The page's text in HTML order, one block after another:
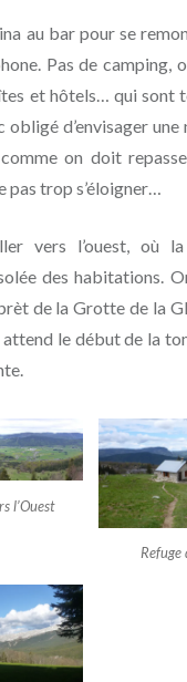
au bar pour se
Pas de camping,
et hôtels… qui sont
obligé d’envisager une
comme on doit
trop s’éloigner…
vers l’ouest, où
des habitations.
de la Grotte de la
le début de la
l’Ouest
Refuge